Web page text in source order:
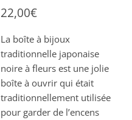
22,00€
La boîte à bijoux
traditionnelle japonaise
noire à fleurs est une jolie
boîte à ouvrir qui était
traditionnellement utilisée
pour garder de l’encens